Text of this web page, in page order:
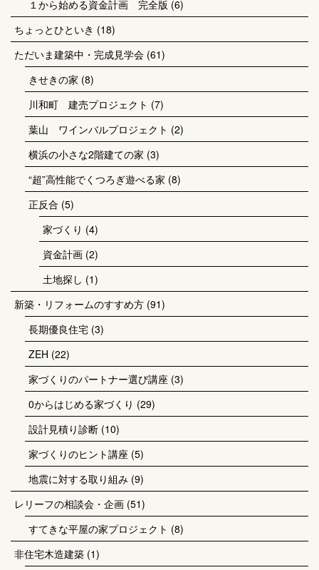
１から始める資金計画 完全版 (6)
ちょっとひといき (18)
ただいま建築中・完成見学会 (61)
きせきの家 (8)
川和町 建売プロジェクト (7)
葉山 ワインバルプロジェクト (2)
横浜の小さな2階建ての家 (3)
“超”高性能でくつろぎ遊べる家 (8)
正反合 (5)
家づくり (4)
資金計画 (2)
土地探し (1)
新築・リフォームのすすめ方 (91)
長期優良住宅 (3)
ZEH (22)
家づくりのパートナー選び講座 (3)
0からはじめる家づくり (29)
設計見積り診断 (10)
家づくりのヒント講座 (5)
地震に対する取り組み (9)
レリーフの相談会・企画 (51)
すてきな平屋の家プロジェクト (8)
非住宅木造建築 (1)